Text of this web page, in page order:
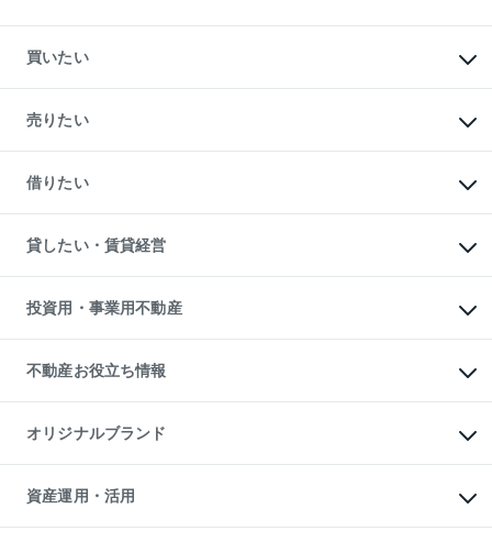
買いたい
新築・分譲マンションの購入
中古マンションの購入
一戸建ての購入
中古一戸建ての購入
不動産購入の流れ
注目キーワード物件特集
購入ガイド
English 繁体中文簡体中文
売りたい
一戸建ての売却・査定
土地の売却・査定
スピードAI査定
不動産査定について
不動産売却の流れ
不動産買換えの流れ
売却ガイド
借りたい
オフィス・店舗の賃貸
借りるときの流れ
借りるガイド
貸したい・賃貸経営
マンション賃料データ
賃貸管理プラン
リロケーションについて
貸すガイド
投資用・事業用不動産
事業用不動産
マンション投資
投資用マンション
アパート経営
収益物件
ビル購入（ビル一棟）
投資用不動産の売却査定
事業用不動産の売却査定
不動産お役立ち情報
マンションライブラリー
人気マンションランキング
暮らしに役立つ不動産メディア
不動産相場・不動産価格情報
不動産コラム・ニュース
オリジナルブランド
一棟リノベーションマンション
L`GENTE（ルジェンテ）
区分リノベーションマンション
資産運用・活用